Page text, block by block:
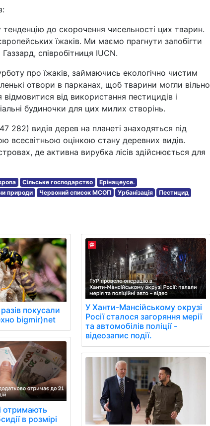
до скорочення чисельності цих тварин.
їжаків. Ми маємо прагнути запобігти
співробітниця IUCN.
про їжаків, займаючись екологічно чистим
отвори в парканах, щоб тварини могли вільно
від використання пестицидів і
будиночки для цих милих створінь.
282) видів дерев на планеті знаходяться під
всесвітньою оцінкою стану деревних видів.
де активна вирубка лісів здійснюється для
Сільське господарство
Ерінацеусе.
природи Червоний список МСОП Урбанізація
Пестицид
покусали
bigmir)net
отримають
в розмірі
У Ханти-Мансійському окрузі
Росії сталося загоряння мерії
та автомобілів поліції -
відеозапис події.